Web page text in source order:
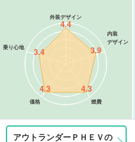
アウトランダーＰＨＥＶの